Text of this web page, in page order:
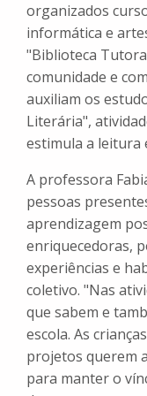
organizados
informática e
"Biblioteca
comunidade e
auxiliam os
Literária",
estimula a leitura
A professora
pessoas
aprendizagem
enriquecedoras,
experiências e
coletivo. "Nas
que sabem e
escola. As
projetos querem
para manter o